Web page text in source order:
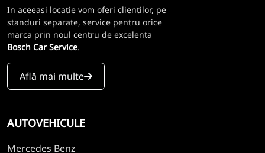
In aceeasi locatie vom oferi clientilor, pe
standuri separate, service pentru orice
marca prin noul centru de excelenta
Bosch Car Service.
Află mai multe
AUTOVEHICULE
Mercedes Benz